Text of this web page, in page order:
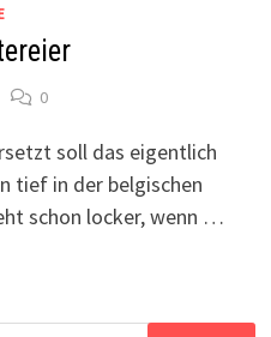
0
soll das eigentlich
tief in der belgischen
schon locker, wenn …